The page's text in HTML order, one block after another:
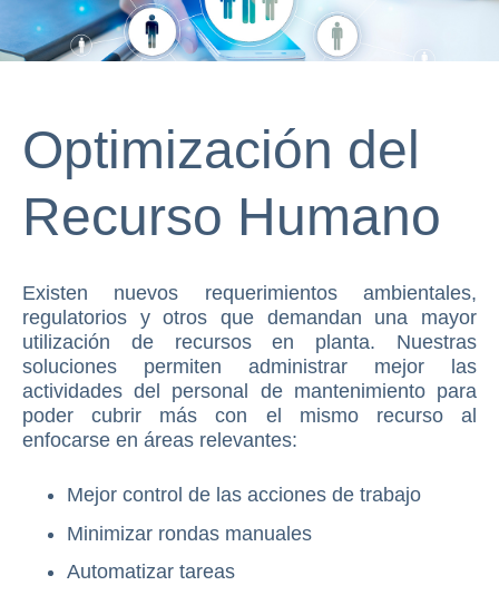
Optimización del
Recurso Humano
Existen nuevos requerimientos ambientales,
regulatorios y otros que demandan una mayor
utilización de recursos en planta. Nuestras
soluciones permiten administrar mejor las
actividades del personal de mantenimiento para
poder cubrir más con el mismo recurso al
enfocarse en áreas relevantes:
Mejor control de las acciones de trabajo
Minimizar rondas manuales
Automatizar tareas